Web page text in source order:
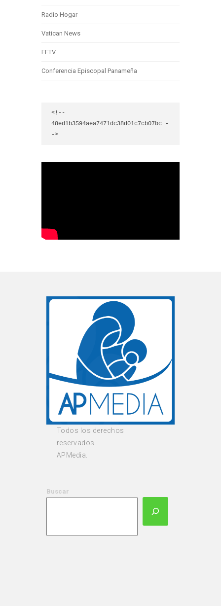
Radio Hogar
Vatican News
FETV
Conferencia Episcopal Panameña
<!--
48ed1b3594aea7471dc38d01c7cb07bc -
->
Todos los derechos
reservados.
APMedia.
Buscar